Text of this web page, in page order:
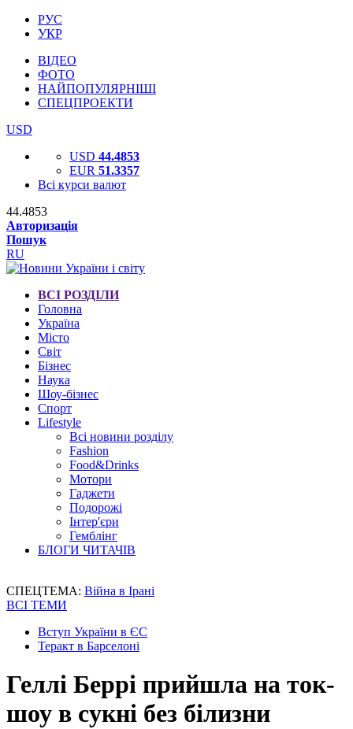
РУС
УКР
ВІДЕО
ФОТО
НАЙПОПУЛЯРНІШІ
СПЕЦПРОЕКТИ
USD
USD 44.4853
EUR 51.3357
Всі курси валют
44.4853
Авторизація
Пошук
RU
ВСІ РОЗДІЛИ
Головна
Україна
Місто
Світ
Бізнес
Наука
Шоу-бізнес
Спорт
Lifestyle
Всі новини розділу
Fashion
Food&Drinks
Мотори
Гаджети
Подорожі
Інтер'єри
Гемблінг
БЛОГИ ЧИТАЧІВ
СПЕЦТЕМА: Війна в Ірані
ВСІ ТЕМИ
Вступ України в ЄС
Теракт в Барселоні
Геллі Беррі прийшла на ток-
шоу в сукні без білизни